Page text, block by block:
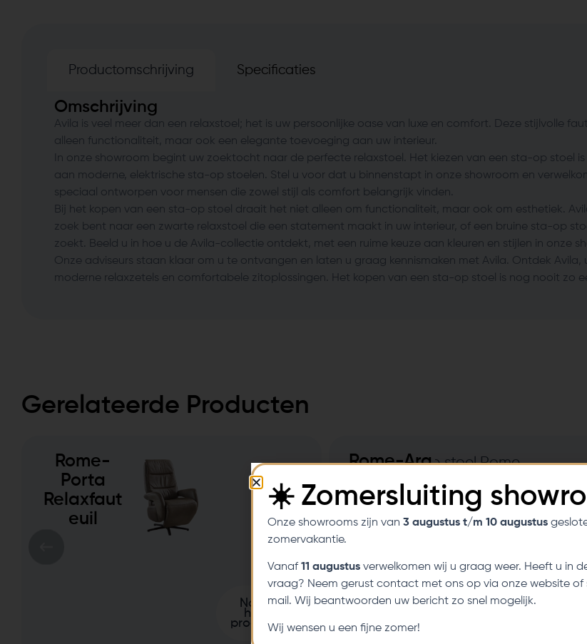
Productomschrijving Specificaties
Omschrijving
Avila is veel meer dan een relaxstoel; het is uw persoonlijke oase van luxe en comfort. Deze stijlvolle
alleen functionaliteit, maar ook een elegante toevoeging aan uw interieur.
In onze showroom begint uw zoektocht naar de perfecte relaxstoel. Het kiezen van een sta-op stoel
aan moderne, elektrische sta-op stoelen. Stel u voor dat u binnenstapt in onze showroom en
speciaal ontworpen voor mensen die zowel stijl als comfort belangrijk vinden.
Bij het kopen van een sta-op stoel draait het niet alleen om functionaliteit, maar ook om esthetiek.
zoek bent naar een zwarte relaxstoel die een statement maakt in uw interieur, of een bruine sta-op
zoekt. Beeld u in hoe u de Avila-collectie ontdekt, met een ruime keuze aan kleuren en stijlen in onze
Onze adviseurs staan klaar om u te ontvangen en laten u graag kennismaken met Avila. Ontdek
moderne relaxzetels en comfortabele zitoplossingen. Het kopen van een sta-op stoel is nog nooit zo
Gerelateerde Producten
Rome-
Porta
Relaxfaut
euil
Naar
het
product
Rome-Ara
Relaxfaut
euil
☀️ Zomersluiting
Onze showrooms zijn van 3 augustus t/m 10 augustus
zomervakantie.
Vanaf11 augustus verwelkomen wij u graag weer. Heeft u in
vraag? Neem gerust contact met ons op via onze website of
mail. Wij beantwoorden uw bericht zo snel mogelijk.
Wij wensen u een fijne zomer!